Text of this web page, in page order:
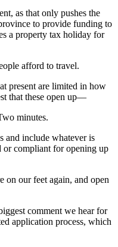
as that only pushes the
to provide funding to
a property tax holiday for
afford to travel.
present are limited in how
that these open up—
minutes.
and include whatever is
or compliant for opening up
on our feet again, and open
comment we hear for
application process, which